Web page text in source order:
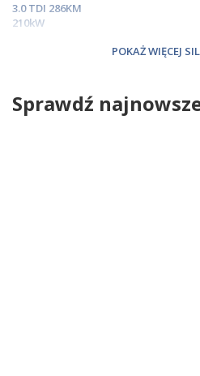
3.0 TDI 286KM
210kW
POKAŻ WIĘCEJ
Sprawdź